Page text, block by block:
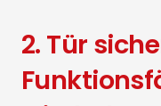
2. Tür